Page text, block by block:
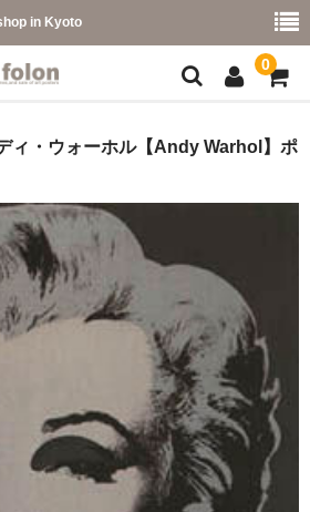
in Kyoto
0
ム
ーム-展覧会などに-
-おしゃれな空間に-
ィ・ウォーホル【Andy Warhol】ポ